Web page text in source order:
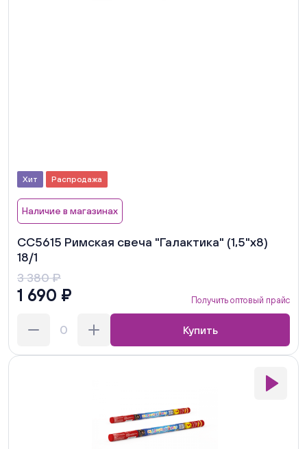
Хит Распродажа
Наличие в магазинах
СС5615 Римская свеча "Галактика" (1,5"х8)
18/1
1 690 ₽
3 380 ₽
Получить оптовый прайс
Купить